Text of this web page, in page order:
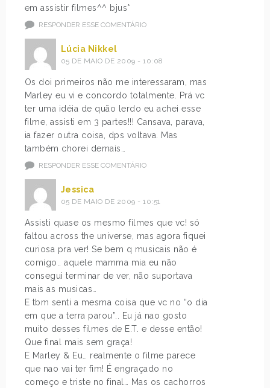
em assistir filmes^^ bjus*
RESPONDER ESSE COMENTÁRIO
Lúcia Nikkel
05 DE MAIO DE 2009 - 10:08
Os doi primeiros não me interessaram, mas
Marley eu vi e concordo totalmente. Prá vc
ter uma idéia de quão lerdo eu achei esse
filme, assisti em 3 partes!!! Cansava, parava,
ia fazer outra coisa, dps voltava. Mas
também chorei demais…
RESPONDER ESSE COMENTÁRIO
Jessica
05 DE MAIO DE 2009 - 10:51
Assisti quase os mesmo filmes que vc! só
faltou across the universe, mas agora fiquei
curiosa pra ver! Se bem q musicais não é
comigo.. aquele mamma mia eu não
consegui terminar de ver, não suportava
mais as musicas…
E tbm senti a mesma coisa que vc no “o dia
em que a terra parou”.. Eu já nao gosto
muito desses filmes de E.T. e desse então!
Que final mais sem graça!
E Marley & Eu… realmente o filme parece
que nao vai ter fim! É engraçado no
começo e triste no final… Mas os cachorros